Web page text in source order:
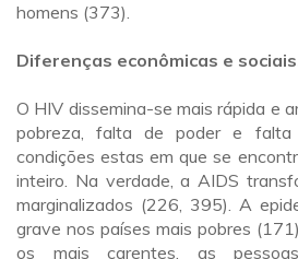
homens (373).
Diferenças econômicas e
O HIV dissemina-se mais rápida e
pobreza, falta de poder e
condições estas em que se
inteiro. Na verdade, a AIDS
marginalizados (226, 395). A
grave nos países mais pobres
os mais carentes, as